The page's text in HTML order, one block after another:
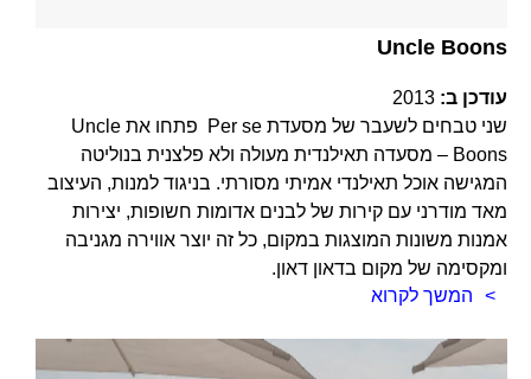
Uncle Boons
עודכן ב: 2013
שני טבחים לשעבר של מסעדת Per se פתחו את Uncle
Boons – מסעדה תאילנדית מעולה ולא פלצנית בנוליטה
המגישה אוכל תאילנדי אמיתי מסורתי. בניגוד למנות, העיצוב
מאד מודרני עם קירות של לבנים אדומות חשופות, יצירות
אמנות משונות המוצגות במקום, כל זה יוצר אווירה מגניבה
ומקסימה של מקום בדאון דאון.
המשך לקרוא